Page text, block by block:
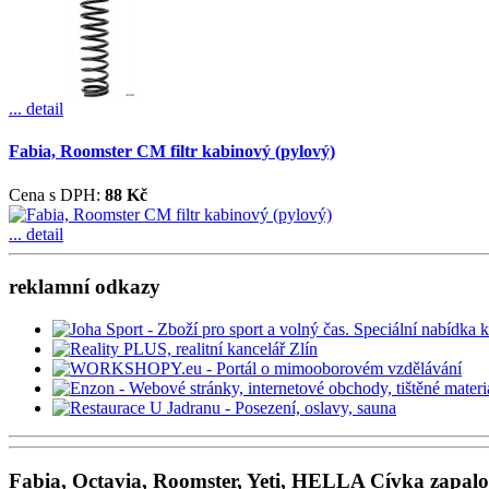
... detail
Fabia, Roomster CM filtr kabinový (pylový)
Cena s DPH: 88 Kč
... detail
reklamní odkazy
Fabia, Octavia, Roomster, Yeti, HELLA Cívka